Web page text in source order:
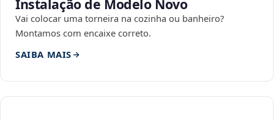
Instalação de Modelo Novo
Vai colocar uma torneira na cozinha ou banheiro?
Montamos com encaixe correto.
SAIBA MAIS